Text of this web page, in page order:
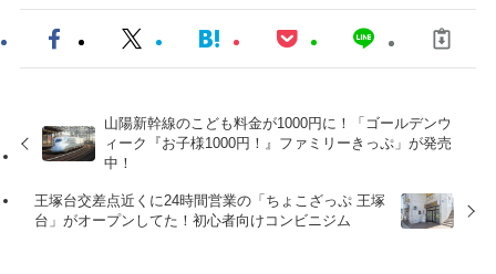
山陽新幹線のこども料金が1000円に！「ゴールデンウ
ィーク『お子様1000円！』ファミリーきっぷ」が発売
中！
王塚台交差点近くに24時間営業の「ちょこざっぷ 王塚
台」がオープンしてた！初心者向けコンビニジム